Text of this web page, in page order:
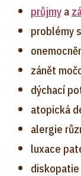
průjmy a
problémy
zánět
dýchací
atopická
alergie
luxace
diskopatie